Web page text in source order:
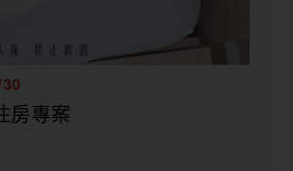
房專案